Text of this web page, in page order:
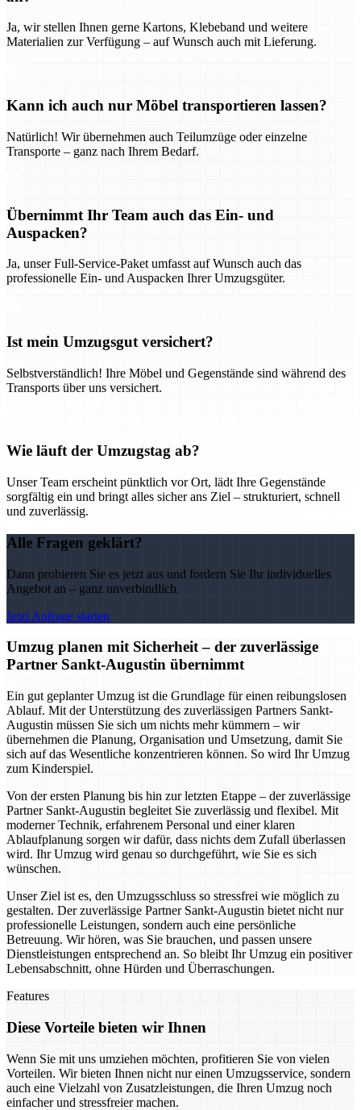
Ja, wir stellen Ihnen gerne Kartons, Klebeband und weitere
Materialien zur Verfügung – auf Wunsch auch mit Lieferung.
Kann ich auch nur Möbel transportieren lassen?
Natürlich! Wir übernehmen auch Teilumzüge oder einzelne
Transporte – ganz nach Ihrem Bedarf.
Übernimmt Ihr Team auch das Ein- und
Auspacken?
Ja, unser Full-Service-Paket umfasst auf Wunsch auch das
professionelle Ein- und Auspacken Ihrer Umzugsgüter.
Ist mein Umzugsgut versichert?
Selbstverständlich! Ihre Möbel und Gegenstände sind während des
Transports über uns versichert.
Wie läuft der Umzugstag ab?
Unser Team erscheint pünktlich vor Ort, lädt Ihre Gegenstände
sorgfältig ein und bringt alles sicher ans Ziel – strukturiert, schnell
und zuverlässig.
Alle Fragen geklärt?
Dann probieren Sie es jetzt aus und fordern Sie Ihr individuelles
Angebot an – ganz unverbindlich.
Jetzt Anfrage starten
Umzug planen mit Sicherheit – der zuverlässige
Partner Sankt-Augustin übernimmt
Ein gut geplanter Umzug ist die Grundlage für einen reibungslosen
Ablauf. Mit der Unterstützung des zuverlässigen Partners Sankt-
Augustin müssen Sie sich um nichts mehr kümmern – wir
übernehmen die Planung, Organisation und Umsetzung, damit Sie
sich auf das Wesentliche konzentrieren können. So wird Ihr Umzug
zum Kinderspiel.
Von der ersten Planung bis hin zur letzten Etappe – der zuverlässige
Partner Sankt-Augustin begleitet Sie zuverlässig und flexibel. Mit
moderner Technik, erfahrenem Personal und einer klaren
Ablaufplanung sorgen wir dafür, dass nichts dem Zufall überlassen
wird. Ihr Umzug wird genau so durchgeführt, wie Sie es sich
wünschen.
Unser Ziel ist es, den Umzugsschluss so stressfrei wie möglich zu
gestalten. Der zuverlässige Partner Sankt-Augustin bietet nicht nur
professionelle Leistungen, sondern auch eine persönliche
Betreuung. Wir hören, was Sie brauchen, und passen unsere
Dienstleistungen entsprechend an. So bleibt Ihr Umzug ein positiver
Lebensabschnitt, ohne Hürden und Überraschungen.
Features
Diese Vorteile bieten wir Ihnen
Wenn Sie mit uns umziehen möchten, profitieren Sie von vielen
Vorteilen. Wir bieten Ihnen nicht nur einen Umzugsservice, sondern
auch eine Vielzahl von Zusatzleistungen, die Ihren Umzug noch
einfacher und stressfreier machen.